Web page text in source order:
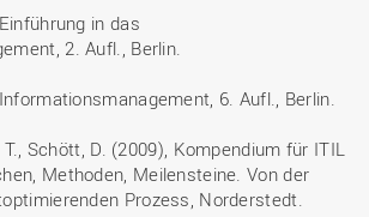
in das
2. Aufl., Berlin.
6. Aufl., Berlin.
Schött, D. (2009), Kompendium für ITIL
Methoden, Meilensteine. Von der
Prozess, Norderstedt.